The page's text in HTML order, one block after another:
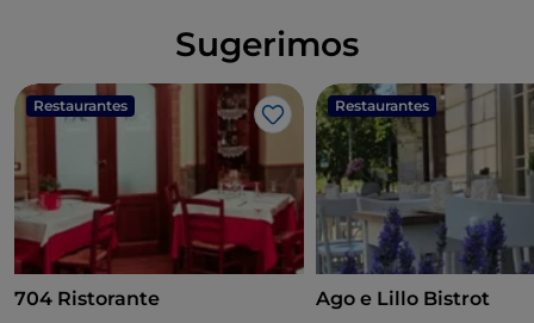
Sugerimos
Restaurantes
Me gusta
704 Ristorante
Restaurantes
Ago e Lillo Bistrot